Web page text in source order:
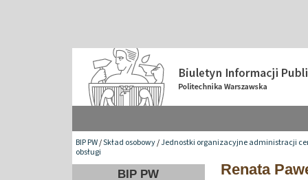
BIP PW/Skład osobowy/Jednostki organizacyjne administracji
obsługi
BIP PW Renata